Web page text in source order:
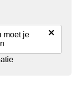
moet je
×